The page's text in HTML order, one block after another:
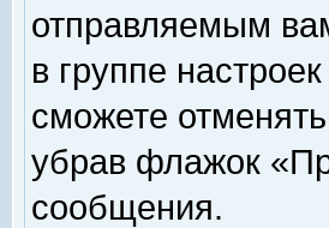
отправляемым
в группе
сможете
убрав флажок
сообщения.